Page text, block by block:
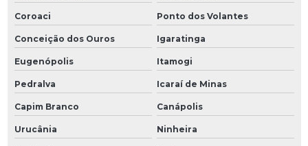
Coroaci Ponto dos Volantes
Conceição dos Ouros Igaratinga
Eugenópolis Itamogi
Pedralva Icaraí de Minas
Capim Branco Canápolis
Urucânia Ninheira